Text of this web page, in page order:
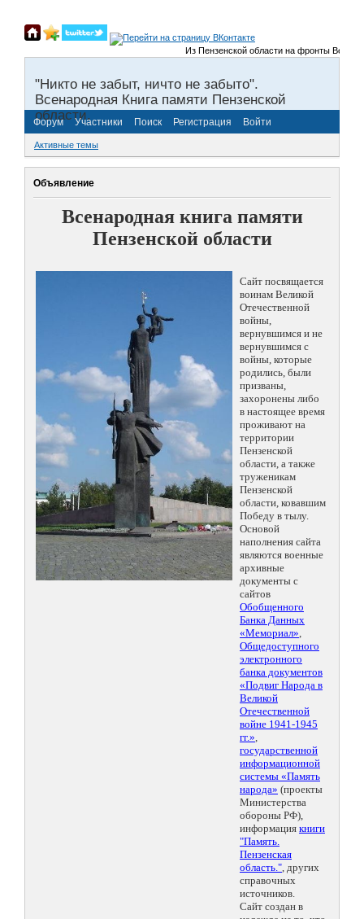
Из Пензенской области на фронты
"Никто не забыт, ничто не забыто".
Всенародная Книга памяти Пензенской
области.
Форум Участники Поиск Регистрация Войти
Активные темы
Объявление
Всенародная книга памяти
Пензенской области
Сайт посвящается
воинам Великой
Отечественной
войны,
вернувшимся и не
вернувшимся с
войны, которые
родились, были
призваны,
захоронены либо
в настоящее время
проживают на
территории
Пензенской
области, а также
труженикам
Пензенской
области, ковавшим
Победу в тылу.
Основой
наполнения сайта
являются военные
архивные
документы с
сайтов
Обобщенного
Банка Данных
«Мемориал»,
Общедоступного
электронного
банка документов
«Подвиг Народа в
Великой
Отечественной
войне 1941-1945
гг.»,
государственной
информационной
системы «Память
народа» (проекты
Министерства
обороны РФ),
информация книги
"Память.
Пензенская
область.", других
справочных
источников.
Сайт создан в